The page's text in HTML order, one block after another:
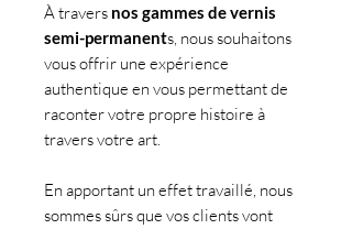
À travers nos gammes de vernis
semi-permanents, nous souhaitons
vous offrir une expérience
authentique en vous permettant de
raconter votre propre histoire à
travers votre art.
En apportant un effet travaillé, nous
sommes sûrs que vos clients vont